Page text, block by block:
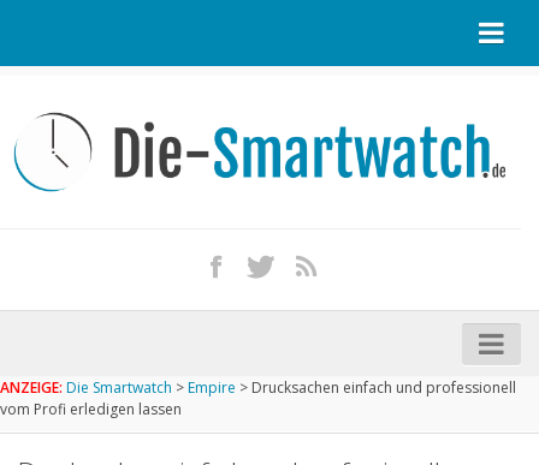
Kontakt / Tipp geben
Impressum
iPhone kaufen
Startseite
ANZEIGE: Die Smartwatch >Empire > Drucksachen einfach und professionell
vom Profi erledigen lassen